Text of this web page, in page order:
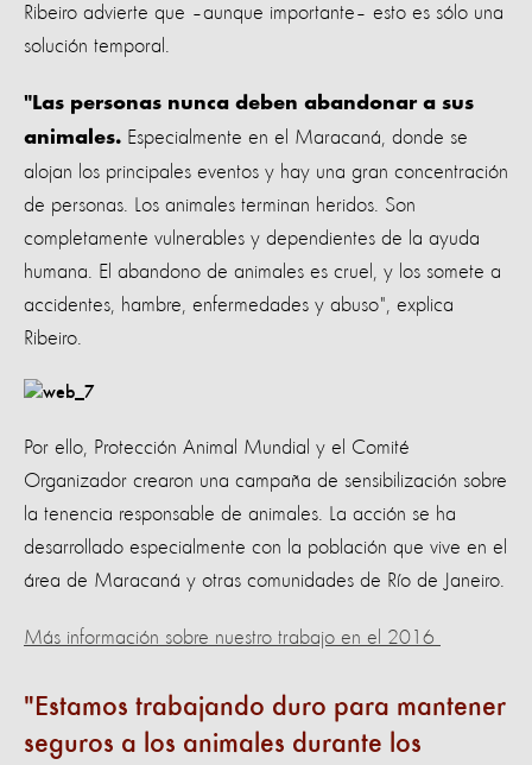
Ribeiro advierte que –aunque importante– esto es sólo una
solución temporal.
"Las personas nunca deben abandonar a sus
animales. Especialmente en el Maracaná, donde se
alojan los principales eventos y hay una gran concentración
de personas. Los animales terminan heridos. Son
completamente vulnerables y dependientes de la ayuda
humana. El abandono de animales es cruel, y los somete a
accidentes, hambre, enfermedades y abuso", explica
Ribeiro.
Por ello, Protección Animal Mundial y el Comité
Organizador crearon una campaña de sensibilización sobre
la tenencia responsable de animales. La acción se ha
desarrollado especialmente con la población que vive en el
área de Maracaná y otras comunidades de Río de Janeiro.
Más información sobre nuestro trabajo en el 2016
Estamos trabajando duro para mantener
seguros a los animales durante los